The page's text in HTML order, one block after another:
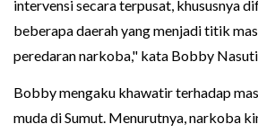
intervensi secara terpusat, khususnya
beberapa daerah yang menjadi titik
peredaran narkoba," kata Bobby
Bobby mengaku khawatir terhadap
muda di Sumut. Menurutnya, narkoba